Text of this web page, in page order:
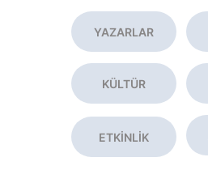
YAZARLAR
KÜLTÜR
ETKİNLİK